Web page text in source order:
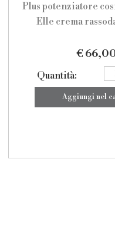
Plus potenziatore
Elle crema
€
Quantità:
Aggiungi nel